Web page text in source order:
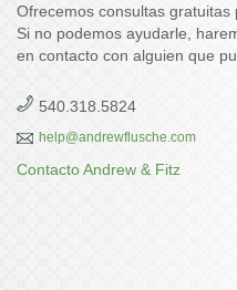
Ofrecemos consultas gratuitas
Si no podemos ayudarle,
en contacto con alguien que
540.318.5824
help@andrewflusche.com
Contacto Andrew & Fitz